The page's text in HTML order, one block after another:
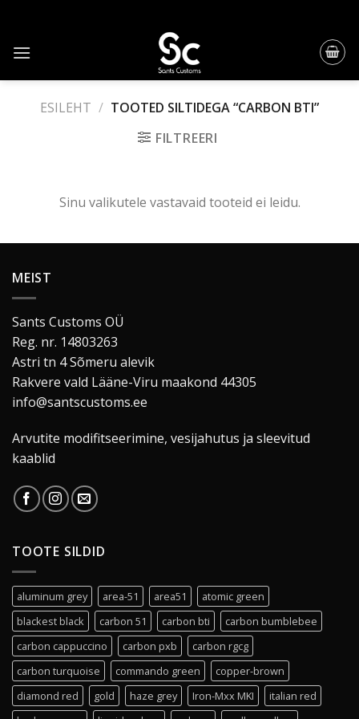
content
ESILEHT / TOOTED SILTIDEGA “CARBON BTI”
FILTREERI
Sinu valikutele vastavaid tooteid ei leidu.
MEIST
Sants Customs OÜ
Reg. nr. 14803263
Astri tn 4 Sõmeru alevik
Rakvere vald Lääne-Viru maakond 44305
info@santscustoms.ee
Arvutite modifitseerimine, vesijahutus ja sleevitud
kaablid
TOOTE SILDID
aluminum grey area-51 area51
atomic green
blackest black
carbon 51 carbon bti
carbon bumblebee
carbon cappuccino
carbon pxb
carbon rgcg
carbon turquoise
commando green
copper-brown
diamond red
gold haze grey Iron-Mxx MKI
italian red